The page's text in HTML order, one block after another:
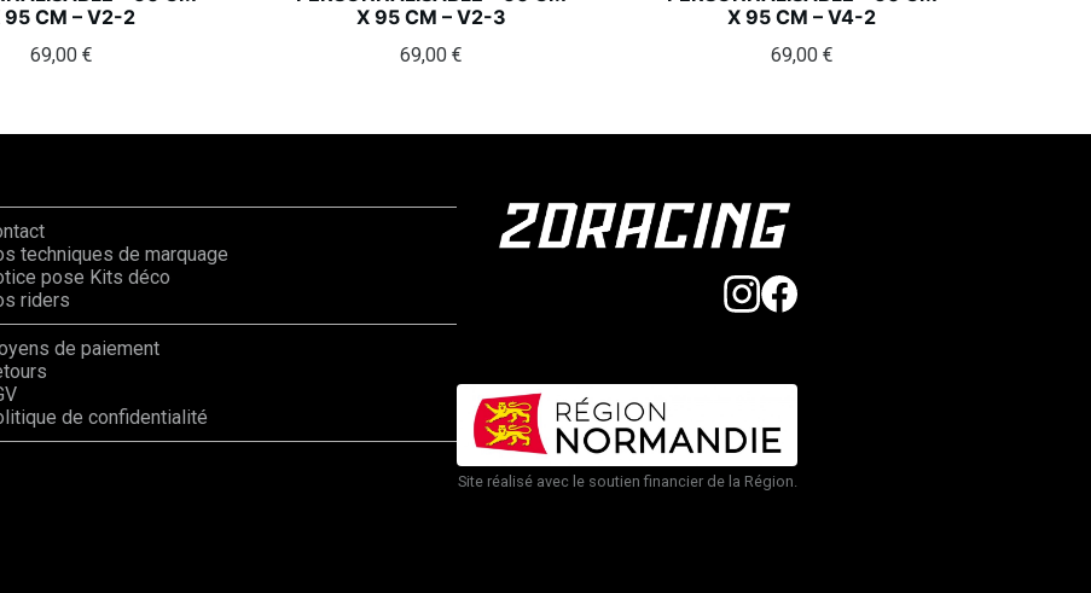
95 CM – V2-2
69,00 €
X 95 CM – V2-3
69,00€
X 95 CM – V4-2
69,00 €
techniques de marquage
pose Kits déco
riders
de paiement
de confidentialité
Site réalisé avec le soutien financier de la Région.